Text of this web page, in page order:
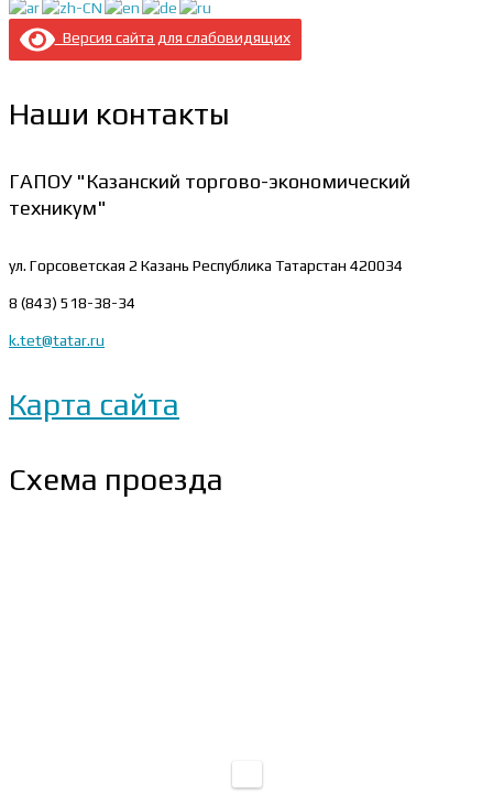
Версия сайта для слабовидящих
Наши контакты
ГАПОУ "Казанский торгово-экономический
техникум"
ул. Горсоветская 2 Казань Республика Татарстан 420034
8 (843) 518-38-34
k.tet@tatar.ru
Карта сайта
Схема проезда